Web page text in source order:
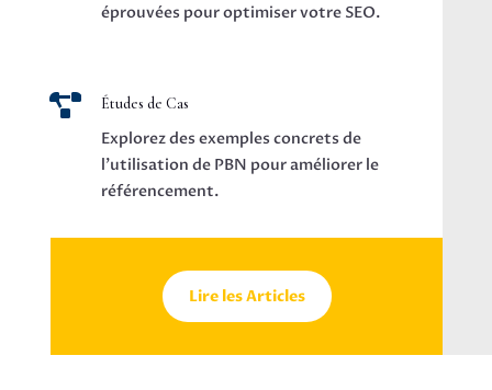
éprouvées pour optimiser votre SEO.
 Études de Cas
Explorez des exemples concrets de
l’utilisation de PBN pour améliorer le
référencement.
Lire les Articles